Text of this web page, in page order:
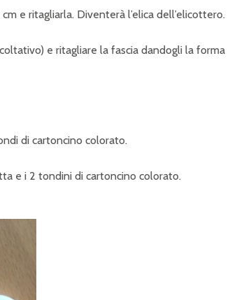
e ritagliarla. Diventerà l’elica dell’elicottero.
e ritagliare la fascia dandogli la forma
di cartoncino colorato.
e i 2 tondini di cartoncino colorato.